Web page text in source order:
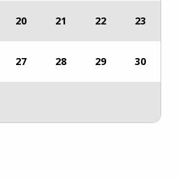
20 21 22 23
27 28 29 30